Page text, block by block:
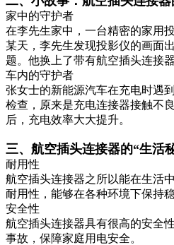
家中的守护者
在李先生家中，一台精密的家用
某天，李先生发现投影仪的画面
题。他换上了带有航空插头连接
车内的守护者
张女士的新能源汽车在充电时遇
检查，原来是充电连接器接触不
后，充电效率大大提升。
三、航空插头连接器的“生活
耐用性
航空插头连接器之所以能在生活
耐用性，能够在各种环境下保持稳
安全性
航空插头连接器具有很高的安全
事故，保障家庭用电安全。